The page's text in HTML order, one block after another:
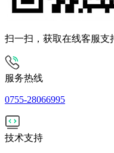
扫一扫，获取在线客服支
服务热线
0755-28066995
技术支持